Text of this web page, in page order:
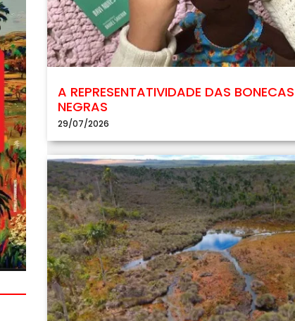
A REPRESENTATIVIDADE DAS BONECAS
NEGRAS
29/07/2026